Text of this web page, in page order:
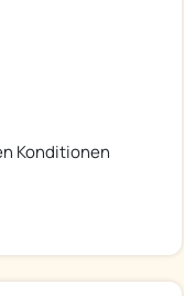
Konditionen